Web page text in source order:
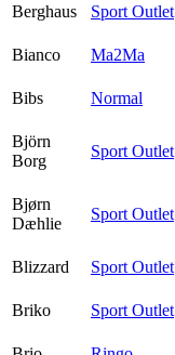
Berghaus
Sport Outlet
Bianco
Ma2Ma
Bibs
Normal
Björn
Borg
Sport Outlet
Bjørn
Dæhlie
Sport Outlet
Blizzard
Sport Outlet
Briko
Sport Outlet